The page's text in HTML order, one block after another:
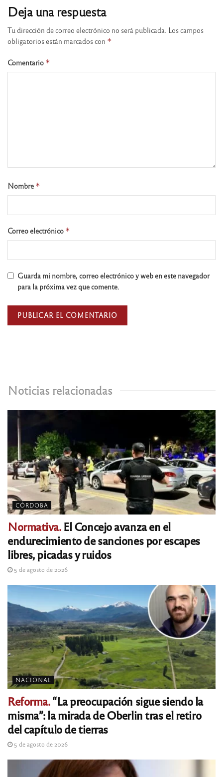
Noticias relacionadas
CÓRDOBA
Normativa.El Concejo avanza en el
endurecimiento de sanciones por escapes
libres, picadas y ruidos
5 de agosto de 2026
NACIONAL
Reforma.“La preocupación sigue siendo la
misma”: la mirada de Oberlin tras el retiro
del capítulo de tierras
5 de agosto de 2026
Deja una respuesta
Tu dirección de correo electrónico no será publicada. Los campos
obligatorios están marcados con *
Comentario *
Nombre *
Correo electrónico *
Guarda mi nombre, correo electrónico y web en este navegador
para la próxima vez que comente.